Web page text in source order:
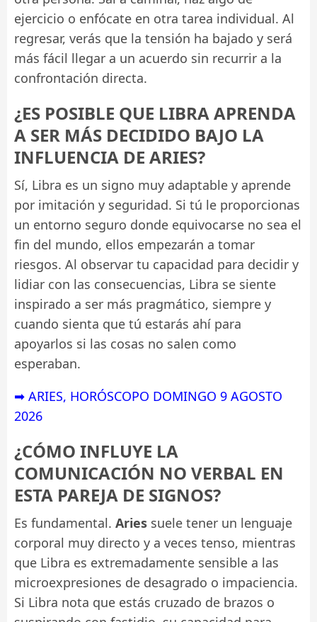
ejercicio o enfócate en otra tarea individual. Al
regresar, verás que la tensión ha bajado y será
más fácil llegar a un acuerdo sin recurrir a la
confrontación directa.
¿ES POSIBLE QUE LIBRA APRENDA
A SER MÁS DECIDIDO BAJO LA
INFLUENCIA DE ARIES?
Sí, Libra es un signo muy adaptable y aprende
por imitación y seguridad. Si tú le proporcionas
un entorno seguro donde equivocarse no sea el
fin del mundo, ellos empezarán a tomar
riesgos. Al observar tu capacidad para decidir y
lidiar con las consecuencias, Libra se siente
inspirado a ser más pragmático, siempre y
cuando sienta que tú estarás ahí para
apoyarlos si las cosas no salen como
esperaban.
➡ ARIES, HORÓSCOPO DOMINGO 9 AGOSTO
2026
¿CÓMO INFLUYE LA
COMUNICACIÓN NO VERBAL EN
ESTA PAREJA DE SIGNOS?
Es fundamental. Aries suele tener un lenguaje
corporal muy directo y a veces tenso, mientras
que Libra es extremadamente sensible a las
microexpresiones de desagrado o impaciencia.
Si Libra nota que estás cruzado de brazos o